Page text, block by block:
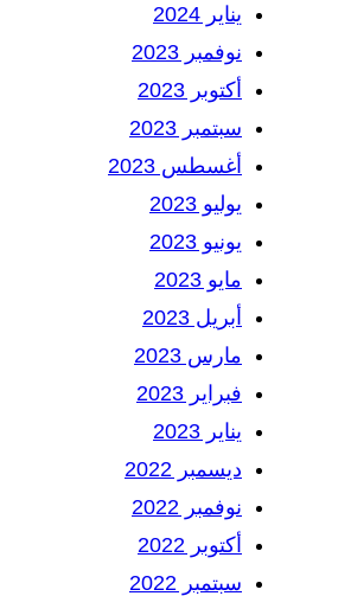
يناير 2024
نوفمبر 2023
أكتوبر 2023
سبتمبر 2023
أغسطس 2023
يوليو 2023
يونيو 2023
مايو 2023
أبريل 2023
مارس 2023
فبراير 2023
يناير 2023
ديسمبر 2022
نوفمبر 2022
أكتوبر 2022
سبتمبر 2022